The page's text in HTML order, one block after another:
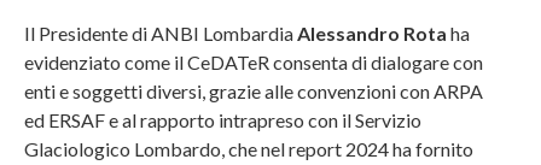
Il Presidente di ANBI LombardiaAlessandro Rota ha
evidenziato come il CeDATeR consenta di dialogare con
enti e soggetti diversi, grazie alle convenzioni con ARPA
ed ERSAF e al rapporto intrapreso con il Servizio
Glaciologico Lombardo, che nel report 2024 ha fornito